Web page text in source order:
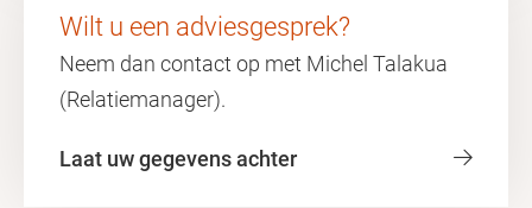
Wilt u een adviesgesprek?
Neem dan contact op met Michel Talakua
(Relatiemanager).
Laat uw gegevens achter